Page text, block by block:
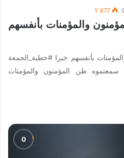
1٬477
والمؤمنات بأنفسهم
بأنفسهم خيرا #خطبة_الجمعة
سمعتموه ظن المؤمنون والمؤمنات